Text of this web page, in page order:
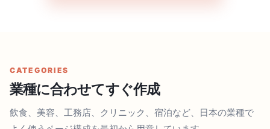
CATEGORIES
業種に合わせてすぐ作成
飲食、美容、工務店、クリニック、宿泊など、日本の業種で